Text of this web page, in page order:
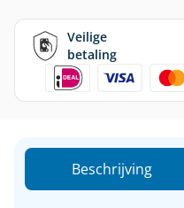
Veilige
betaling
Beschrijving